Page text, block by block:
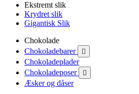
Ekstremt slik
Krydret slik
Gigantisk Slik
Chokolade
Chokoladebarer

Chokoladeplader
Chokoladeposer

Æsker og dåser